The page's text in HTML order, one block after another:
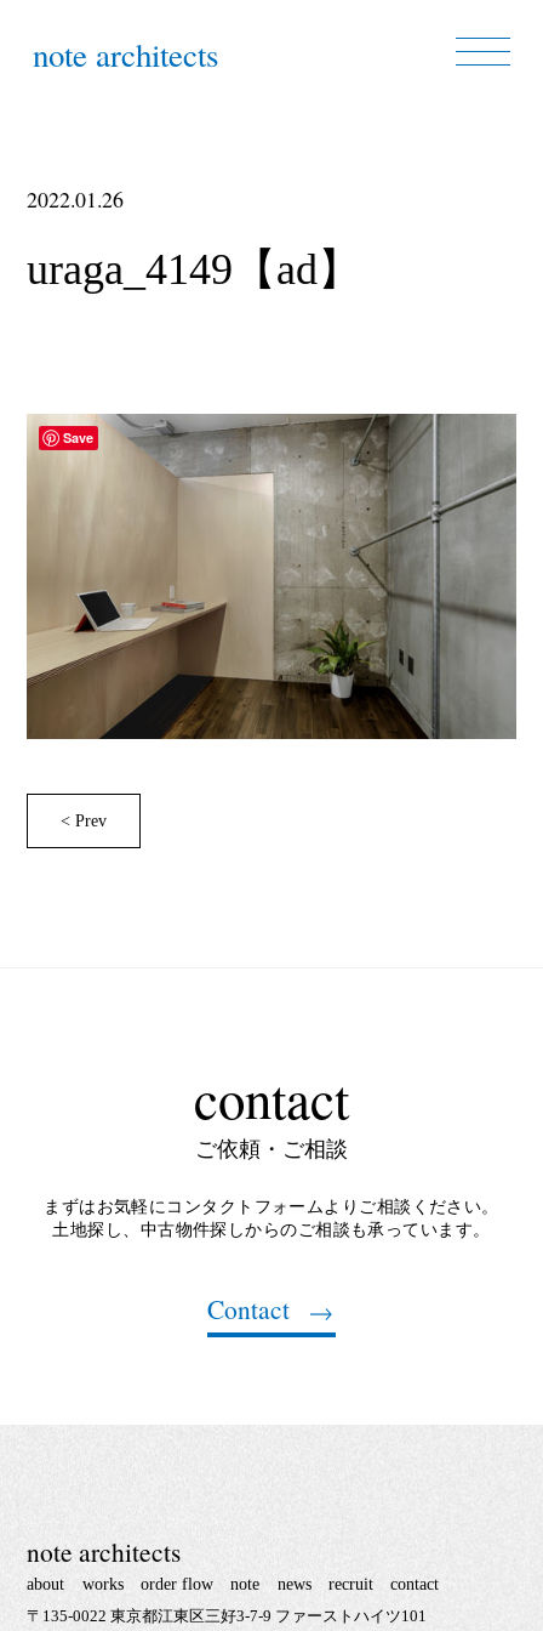
note architects
2022.01.26
uraga_4149【ad】
< Prev
contact
ご依頼・ご相談
まずはお気軽にコンタクトフォームよりご相談ください。
土地探し、中古物件探しからのご相談も承っています。
Contact
note architects
about works order flow note news recruit contact
〒135-0022 東京都江東区三好3-7-9 ファーストハイツ101
Save